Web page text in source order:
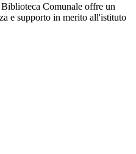
Comunale offre un
e supporto in merito all'istituto